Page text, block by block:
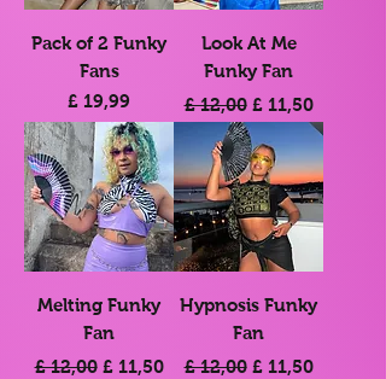
Pack of 2 Funky
Fans
Prijs
£ 19,99
Look At Me
Funky Fan
Normale prijs
£ 12,00 Verkoopprijs
£ 11,50
Melting Funky
Fan
Normale prijs
£ 12,00 Verkoopprijs
£ 11,50
Hypnosis Funky
Fan
Normale prijs
£ 12,00 Verkoopprijs
£ 11,50